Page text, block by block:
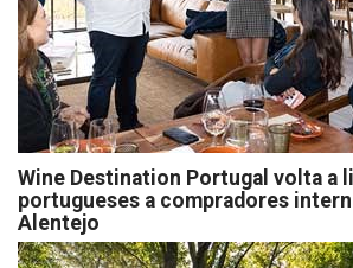
Wine Destination Portugal volta a
portugueses a compradores
Alentejo